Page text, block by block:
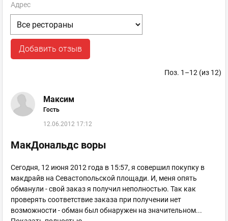
Адрес
Добавить отзыв
Поз. 1–12 (из 12)
Максим
Гость
12.06.2012 17:12
МакДональдс воры
Сегодня, 12 июня 2012 года в 15:57, я совершил покупку в
макдрайв на Севастопольской площади. И, меня опять
обманули - свой заказ я получил неполностью. Так как
проверять соответствие заказа при получении нет
возможности - обман был обнаружен на значительном...